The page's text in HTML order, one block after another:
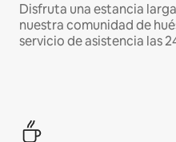
Disfruta una estancia
nuestra comunidad de
servicio de asistencia las